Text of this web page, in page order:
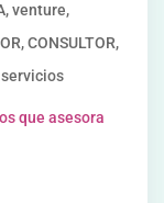
venture,
CONSULTOR,
servicios
que asesora